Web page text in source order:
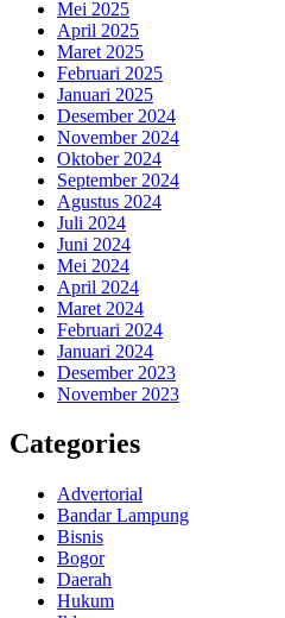
Mei 2025
April 2025
Maret 2025
Februari 2025
Januari 2025
Desember 2024
November 2024
Oktober 2024
September 2024
Agustus 2024
Juli 2024
Juni 2024
Mei 2024
April 2024
Maret 2024
Februari 2024
Januari 2024
Desember 2023
November 2023
Categories
Advertorial
Bandar Lampung
Bisnis
Bogor
Daerah
Hukum